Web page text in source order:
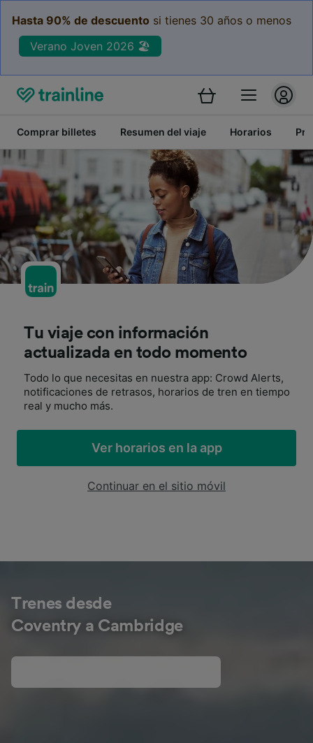
Hasta 90% de descuento si tienes 30 años o menos
Verano Joven 2026 🏖️
Comprar billetes Resumen del viaje Horarios
Tu viaje con información
actualizada en todo momento
Todo lo que necesitas en nuestra app: Crowd Alerts,
notificaciones de retrasos, horarios de tren en tiempo
real y mucho más.
Ver horarios en la app
Continuar en el sitio móvil
Trenes desde
Coventry a Cambridge